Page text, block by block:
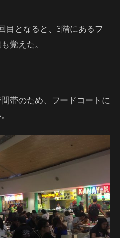
目となると、3階にあるフ
覚えた。
帯のため、フードコートに